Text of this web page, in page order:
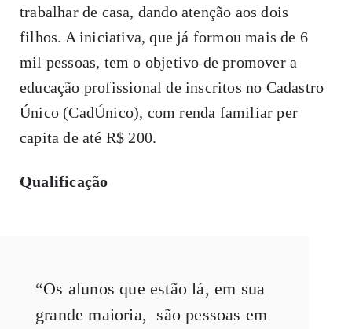
trabalhar de casa, dando atenção aos dois
filhos. A iniciativa, que já formou mais de 6
mil pessoas, tem o objetivo de promover a
educação profissional de inscritos no Cadastro
Único (CadÚnico), com renda familiar per
capita de até R$ 200.
Qualificação
“Os alunos que estão lá, em sua
grande maioria, são pessoas em